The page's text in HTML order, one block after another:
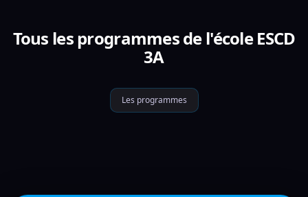
Tous les programmes de l'école ESCD
3A
Les programmes